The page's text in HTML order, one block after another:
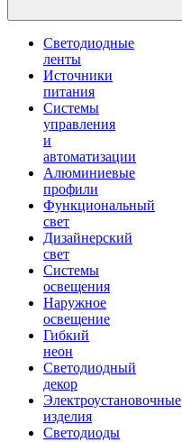
Светодиодные
ленты
Источники
питания
Системы
управления
и
автоматизации
Алюминиевые
профили
Функциональный
свет
Дизайнерский
свет
Системы
освещения
Наружное
освещение
Гибкий
неон
Светодиодный
декор
Электроустановочные
изделия
Светодиоды